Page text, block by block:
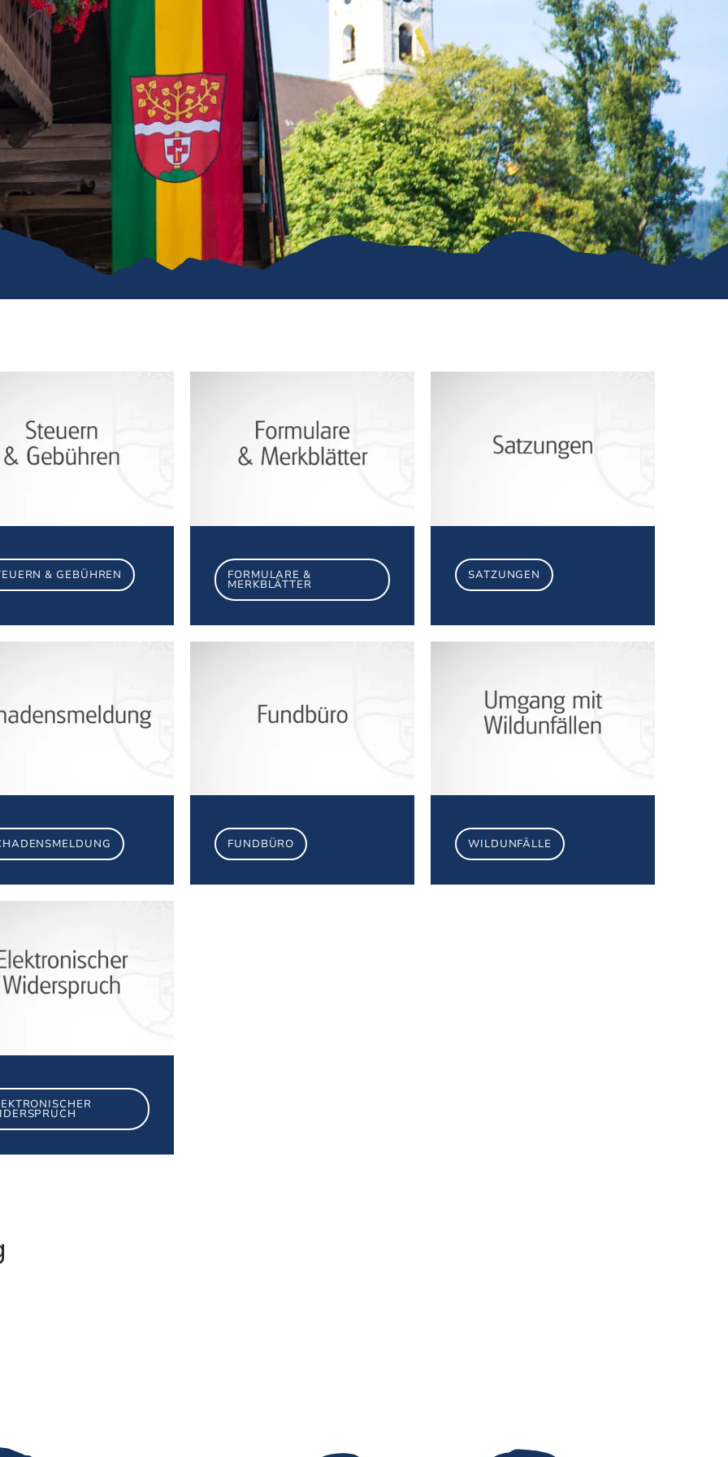
Karriere
Stiftung für unser Dorf
Gemeindeanzeiger
Ver- & Entsorgung
Öffentliche WCs
Hunde
Kommunale
Verkehrsüberwachung in
Ruhpolding
& GEBÜHREN FORMULARE &
MERKBLÄTTER
SATZUNGEN
FUNDBÜRO WILDUNFÄLLE